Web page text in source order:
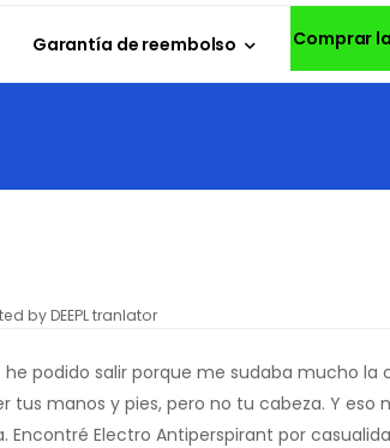
Garantía de reembolso Comprar
by DEEPL tranlator
podido salir porque me sudaba mucho la
tus manos y pies, pero no tu cabeza. Y eso
Encontré Electro Antiperspirant por